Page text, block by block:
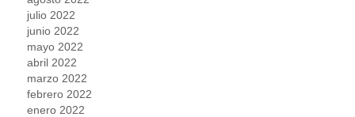
julio 2022
junio 2022
mayo 2022
abril 2022
marzo 2022
febrero 2022
enero 2022